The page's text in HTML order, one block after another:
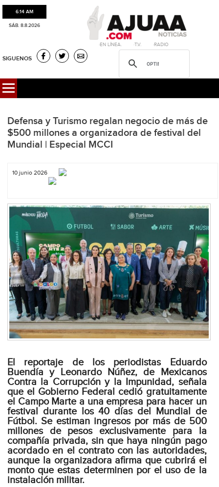
6:14 AM
SÁB. 8.8.2026
·EN LÍNEA. ·T.V. ·RADIO
SIGUENOS
Defensa y Turismo regalan negocio de más de
$500 millones a organizadora de festival del
Mundial | Especial MCCI
10 junio 2026
El reportaje de los periodistas Eduardo
Buendía y Leonardo Núñez, de Mexicanos
Contra la Corrupción y la Impunidad, señala
que el Gobierno Federal cedió gratuitamente
el Campo Marte a una empresa para hacer un
festival durante los 40 días del Mundial de
Fútbol. Se estiman ingresos por más de 500
millones de pesos exclusivamente para la
compañía privada, sin que haya ningún pago
acordado en el contrato con las autoridades,
aunque la organizadora afirma que cubrirá el
monto que estas determinen por el uso de la
instalación militar.